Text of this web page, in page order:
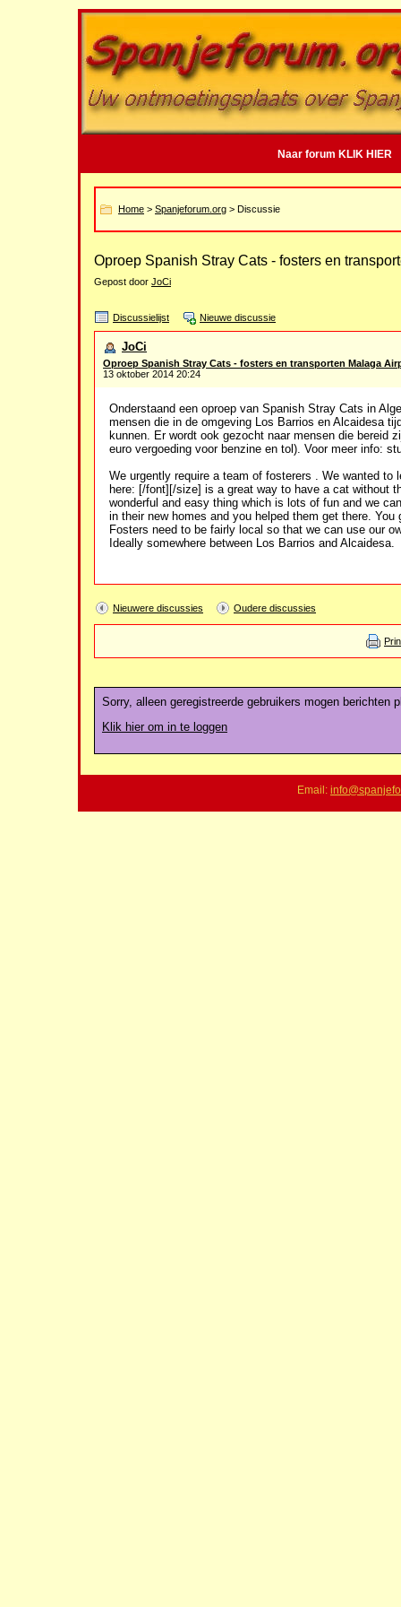
Naar forum KLIK HIER
Home > Spanjeforum.org > Discussie
Oproep Spanish Stray Cats - fosters en
Gepost door JoCi
Discussielijst Nieuwe discussie
JoCi
Oproep Spanish Stray Cats - fosters en transporten Malaga
13 oktober 2014 20:24
Onderstaand een oproep van Spanish Stray Cats in
mensen die in de omgeving Los Barrios en Alcaidesa
kunnen. Er wordt ook gezocht naar mensen die bereid
euro vergoeding voor benzine en tol). Voor meer info:
We urgently require a team of fosterers . We wanted
here: [/font][/size] is a great way to have a cat without
wonderful and easy thing which is lots of fun and we
in their new homes and you helped them get there.
Fosters need to be fairly local so that we can use our
Ideally somewhere between Los Barrios and Alcaidesa.
Nieuwere discussies Oudere discussies
Sorry, alleen geregistreerde gebruikers mogen berichten
Klik hier om in te loggen
Email: